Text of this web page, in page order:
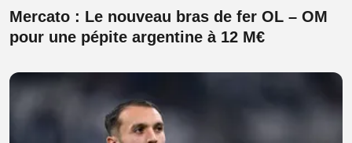
Mercato : Le nouveau bras de fer OL – OM
pour une pépite argentine à 12 M€